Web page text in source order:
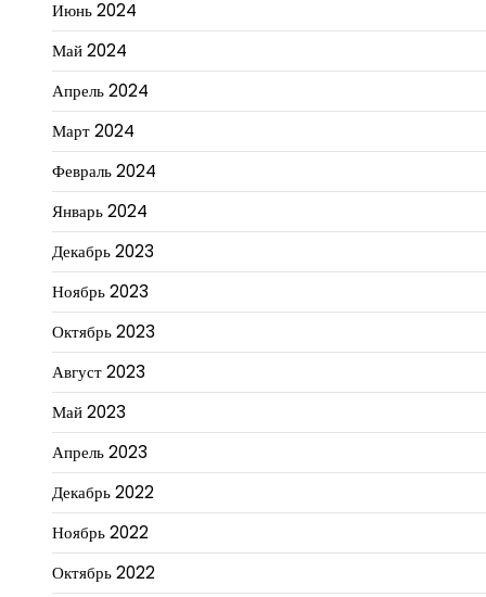
Июнь 2024
Май 2024
Апрель 2024
Март 2024
Февраль 2024
Январь 2024
Декабрь 2023
Ноябрь 2023
Октябрь 2023
Август 2023
Май 2023
Апрель 2023
Декабрь 2022
Ноябрь 2022
Октябрь 2022